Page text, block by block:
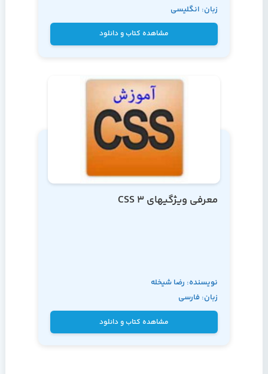
Niederst Robbins
زبان: انگلیسی
مشاهده کتاب و دانلود
معرفی ویژگیهای CSS 3
نویسنده: رضا شیخله
زبان: فارسی
مشاهده کتاب و دانلود